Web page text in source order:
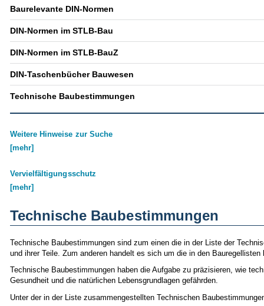
Baurelevante DIN-Normen
DIN-Normen im STLB-Bau
DIN-Normen im STLB-BauZ
DIN-Taschenbücher Bauwesen
Technische Baubestimmungen
Weitere Hinweise zur Suche
[mehr]
Vervielfältigungsschutz
[mehr]
Technische Baubestimmungen
Technische Baubestimmungen sind zum einen die in der Liste der
und ihrer Teile. Zum anderen handelt es sich um die in den
Technische Baubestimmungen haben die Aufgabe zu präzisieren, wie
Gesundheit und die natürlichen Lebensgrundlagen gefährden.
Unter der in der Liste zusammengestellten Technischen